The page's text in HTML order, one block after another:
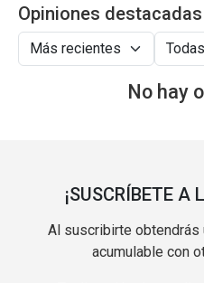
Opiniones destacadas
No hay
¡SUSCRÍBETE A
Al suscribirte obtendrás
acumulable con